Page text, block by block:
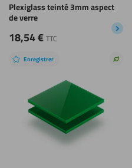
Plexiglass teinté 3mm aspect
de verre
18,54€ TTC
Enregistrer
Choix